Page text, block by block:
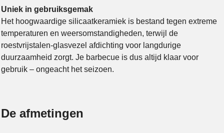
Uniek in gebruiksgemak
Het hoogwaardige silicaatkeramiek is bestand tegen extreme
temperaturen en weersomstandigheden, terwijl de
roestvrijstalen-glasvezel afdichting voor langdurige
duurzaamheid zorgt. Je barbecue is dus altijd klaar voor
gebruik – ongeacht het seizoen.
De afmetingen